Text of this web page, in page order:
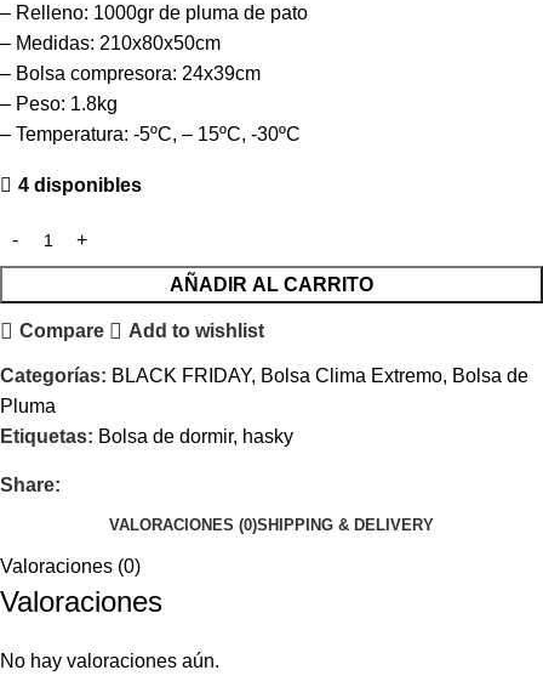
– Relleno: 1000gr de pluma de pato
– Medidas: 210x80x50cm
– Bolsa compresora: 24x39cm
– Peso: 1.8kg
– Temperatura: -5ºC, – 15ºC, -30ºC
4 disponibles
AÑADIR AL CARRITO
Compare Add to wishlist
Categorías: BLACK FRIDAY, Bolsa Clima Extremo, Bolsa de
Pluma
Etiquetas: Bolsa de dormir, hasky
Share:
VALORACIONES (0)SHIPPING & DELIVERY
Valoraciones (0)
Valoraciones
No hay valoraciones aún.